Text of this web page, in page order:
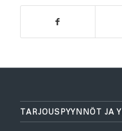
TARJOUSPYYNNÖT JA